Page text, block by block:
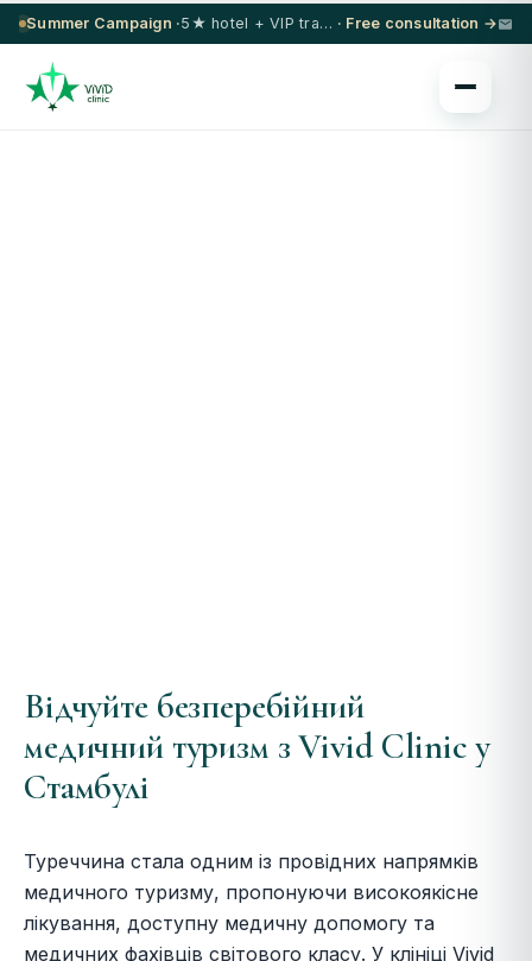
Summer Campaign · 5★ hotel + VIP transfer on select procedures · Free consultation →
Відчуйте безперебійний
медичний туризм з Vivid Clinic у
Стамбулі
Туреччина стала одним із провідних напрямків
медичного туризму, пропонуючи високоякісне
лікування, доступну медичну допомогу та
медичних фахівців світового класу. У клініці Vivid